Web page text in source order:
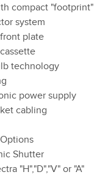
compact "footprint"
system
plate
technology
power supply
cabling
Shutter
"H","D","V" or "A"